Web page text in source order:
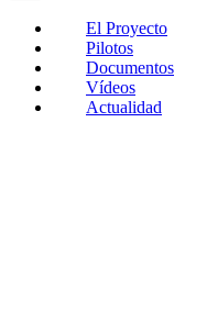
El Proyecto
Pilotos
Documentos
Vídeos
Actualidad